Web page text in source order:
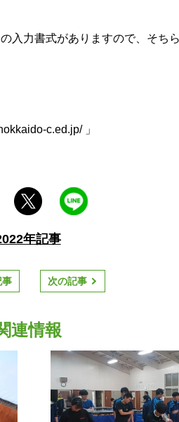
入力書式がありますので、そち
c.ed.jp/ 」
年記事
事 次の記事
連情報